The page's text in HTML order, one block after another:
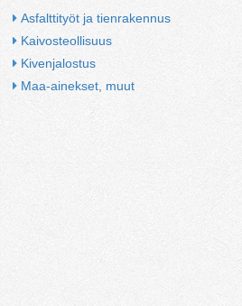
Asfalttityöt ja tienrakennus
Kaivosteollisuus
Kivenjalostus
Maa-ainekset, muut